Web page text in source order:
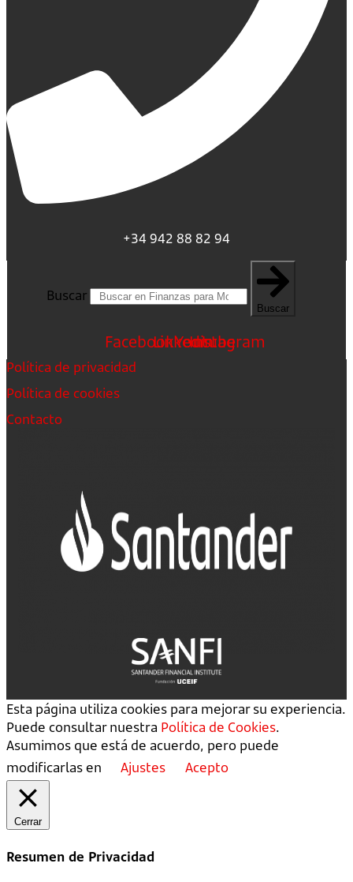
+34 942 88 82 94
Buscar
Buscar
FacebookLinkedin
Youtube
Instagram
Política de privacidad
Política de cookies
Contacto
Esta página utiliza cookies para mejorar su experiencia.
Puede consultar nuestra Política de Cookies.
Asumimos que está de acuerdo, pero puede
modificarlas en
Ajustes Acepto
Cerrar
Resumen de Privacidad